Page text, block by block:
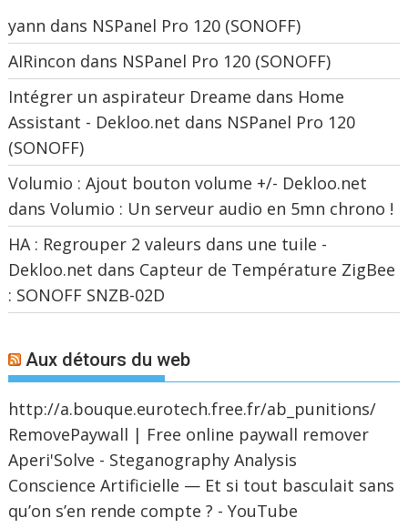
yann dans NSPanel Pro 120 (SONOFF)
AIRincon dans NSPanel Pro 120 (SONOFF)
Intégrer un aspirateur Dreame dans Home
Assistant - Dekloo.net dans NSPanel Pro 120
(SONOFF)
Volumio : Ajout bouton volume +/- Dekloo.net
dansVolumio : Un serveur audio en 5mn chrono !
HA : Regrouper 2 valeurs dans une tuile -
Dekloo.net dans Capteur de Température ZigBee
: SONOFF SNZB-02D
Aux détours du web
http://a.bouque.eurotech.free.fr/ab_punitions/
RemovePaywall | Free online paywall remover
Aperi'Solve - Steganography Analysis
Conscience Artificielle — Et si tout basculait sans
qu’on s’en rende compte ? - YouTube